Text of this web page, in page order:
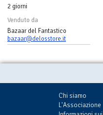
2 giorni
Venduto da
Bazaar del Fantastico
bazaar@delosstore.it
Chi siamo
L'Associazione